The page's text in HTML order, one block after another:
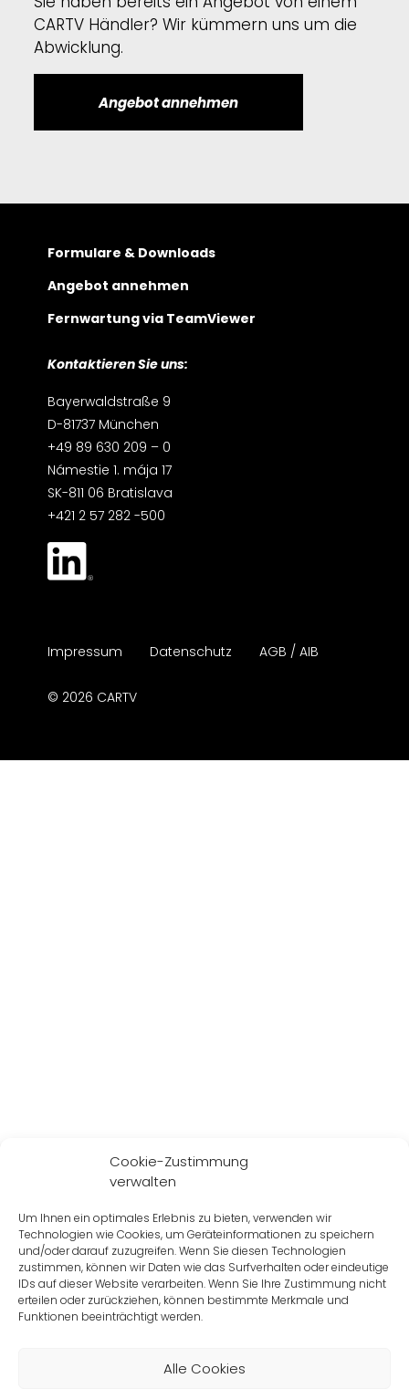
Cookie-Zustimmung
verwalten
Um Ihnen ein optimales Erlebnis zu bieten, verwenden wir
Technologien wie Cookies, um Geräteinformationen zu speichern
und/oder darauf zuzugreifen. Wenn Sie diesen Technologien
zustimmen, können wir Daten wie das Surfverhalten oder eindeutige
IDs auf dieser Website verarbeiten. Wenn Sie Ihre Zustimmung nicht
erteilen oder zurückziehen, können bestimmte Merkmale und
Funktionen beeinträchtigt werden.
Alle Cookies
CARTV Händler? Wir kümmern uns um die
Abwicklung.
Angebot annehmen
Formulare & Downloads
Angebot annehmen
Fernwartung via TeamViewer
Kontaktieren Sie uns:
Bayerwaldstraße 9
D-81737 München
+49 89 630 209 – 0
Námestie 1. mája 17
SK-811 06 Bratislava
+421 2 57 282 -500
© 2026 CARTV
Impressum Datenschutz AGB / AIB